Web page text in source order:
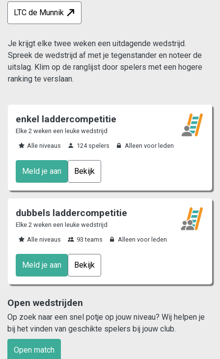
LTC de Munnik
Je krijgt elke twee weken een uitdagende wedstrijd.
Spreek de wedstrijd af met je tegenstander en noteer de
uitslag. Klim op de ranglijst door spelers met een hogere
ranking te verslaan.
enkel laddercompetitie
Elke 2 weken een leuke wedstrijd
Alle niveaus
124 spelers Alleen voor leden
Meld je aan Bekijk
dubbels laddercompetitie
Elke 2 weken een leuke wedstrijd
Alle niveaus
93 teams Alleen voor leden
Meld je aan Bekijk
Open wedstrijden
Op zoek naar een snel potje op jouw niveau? Wij helpen je
bij het vinden van geschikte spelers bij jouw club.
Open match